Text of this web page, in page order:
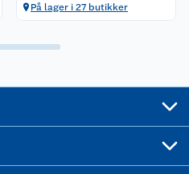
På lager i 27 butikker